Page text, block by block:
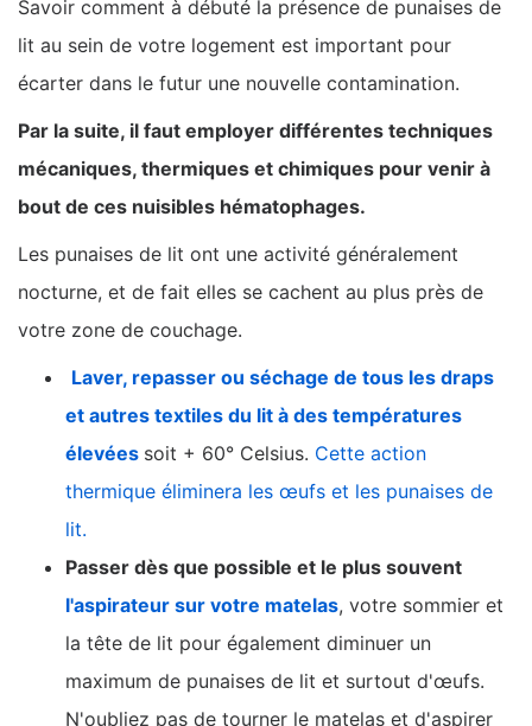
Savoir comment à débuté la présence de punaises de
lit au sein de votre logement est important pour
écarter dans le futur une nouvelle contamination.
Par la suite, il faut employer différentes techniques
mécaniques, thermiques et chimiques pour venir à
bout de ces nuisibles hématophages.
Les punaises de lit ont une activité généralement
nocturne, et de fait elles se cachent au plus près de
votre zone de couchage.
Laver, repasser ou séchage de tous les draps
et autres textiles du lit à des températures
élevées soit + 60° Celsius. Cette action
thermique éliminera les œufs et les punaises de
lit.
Passer dès que possible et le plus souvent
l'aspirateur sur votre matelas, votre sommier et
la tête de lit pour également diminuer un
maximum de punaises de lit et surtout d'œufs.
N'oubliez pas de tourner le matelas et d'aspirer